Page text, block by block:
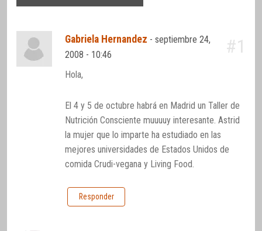
Gabriela Hernandez -septiembre 24,
2008 - 10:46
#1
Hola,
El 4 y 5 de octubre habrá en Madrid un Taller de
Nutrición Consciente muuuuy interesante. Astrid
la mujer que lo imparte ha estudiado en las
mejores universidades de Estados Unidos de
comida Crudi-vegana y Living Food.
Responder